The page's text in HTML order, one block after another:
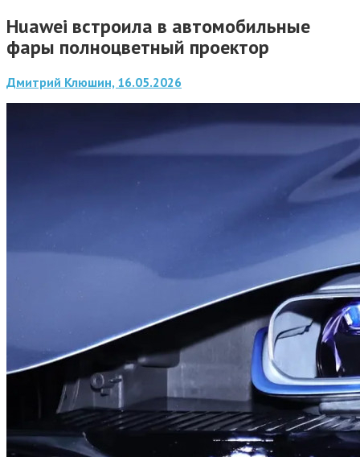
Huawei встроила в автомобильные
фары полноцветный проектор
Дмитрий Клюшин, 16.05.2026